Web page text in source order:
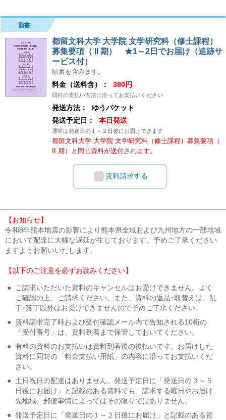
願書
都留文科大学 大学院 文学研究科（修士課程）
募集要項（ II 期） ★1～2日でお届け（追跡サ
ービス付）
願書を含みます。
料金（送料含）： 380円
同封の支払い方法に沿ってお支払いください
発送方法：
ゆうパケット
発送予定日：
本日発送
通常は発送日の１～２日後にお届けできます
都留文科大学 大学院 文学研究科（修士課程）募集要項（
II 期）と同じ資料が送付されます。
資料請求する
【お知らせ】
令和8年熊本地震の影響により熊本県全域および九州地方の一部地域
において配達に大幅な遅延が生じております。予めご了承ください
ますようお願いいたします。
【以下のご注意を必ずお読みください】
●
ご請求いただいた資料のキャンセルはお受けできません。よく
ご確認の上、ご請求ください。また、資料の返品･取替えは、乱
丁･落丁以外はお受けできませんので予めご了承ください。
● 資料請求完了時および受付確認メール内で告知される10桁の
「受付番号」は、資料到着まで保管しておいてください。
● 有料の資料のお支払いは資料到着後の後払いです。お届けした
資料に同封の「料金支払い用紙」の内容に沿ってお支払いくだ
さい。
● 土日祝日の配達はありません。発送予定日に「発送日の３～５
日後にお届け」と記載のある資料でも、請求する曜日やお届け
先地域、郵便事情によってはその限りではありません。
● 発送予定日に「発送日の１～２日後にお届け」と記載のある資